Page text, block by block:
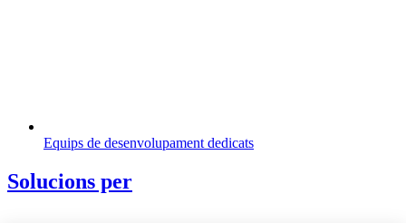
Equips de desenvolupament dedicats
Solucions per